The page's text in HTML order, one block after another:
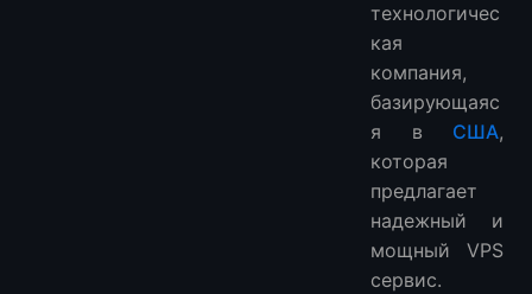
технологичес
кая
компания,
базирующаяс
я в США,
которая
предлагает
надежный и
мощный VPS
сервис.